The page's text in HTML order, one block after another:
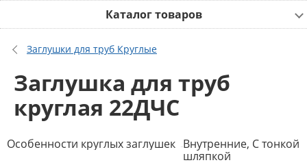
Каталог товаров
Заглушки для труб Круглые
Заглушка для труб
круглая 22ДЧС
Особенности круглых заглушек Внутренние, С тонкой
шляпкой